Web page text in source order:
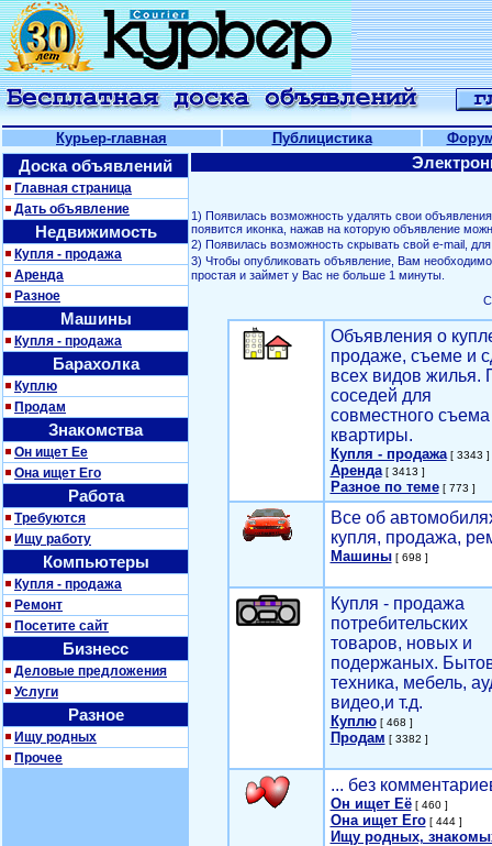
Курьер-главная Публицистика
Доска объявлений
Главная страница
Дать объявление
Недвижимость
Купля - продажа
Аренда
Разное
Машины
Купля - продажа
Барахолка
Куплю
Продам
Знакомства
Он ищет Ее
Она ищет Его
Работа
Требуются
Ищу работу
Компьютеры
Купля - продажа
Ремонт
Посетите сайт
Бизнесс
Деловые предложения
Услуги
Разное
Ищу родных
Прочее
1) Появилась возможность удалять свои
появится иконка, нажав на которую объявление
2) Появилась возможность скрывать свой е-mail,
3) Чтобы опубликовать объявление, Вам
простая и займет у Вас не больше 1 минуты.
Объявления о
продаже, съеме и
всех видов жилья.
соседей для
совместного съема
квартиры.
Купля - продажа[ 3343 ]
Аренда[ 3413 ]
Разное по теме[ 773 ]
Все об
купля, продажа,
Машины[ 698 ]
Купля - продажа
потребительских
товаров, новых и
подержаных.
техника, мебель,
видео,и т.д.
Куплю[ 468 ]
Продам [ 3382 ]
... без
Он ищет Её[ 460 ]
Она ищет Его[ 444 ]
Ищу родных,